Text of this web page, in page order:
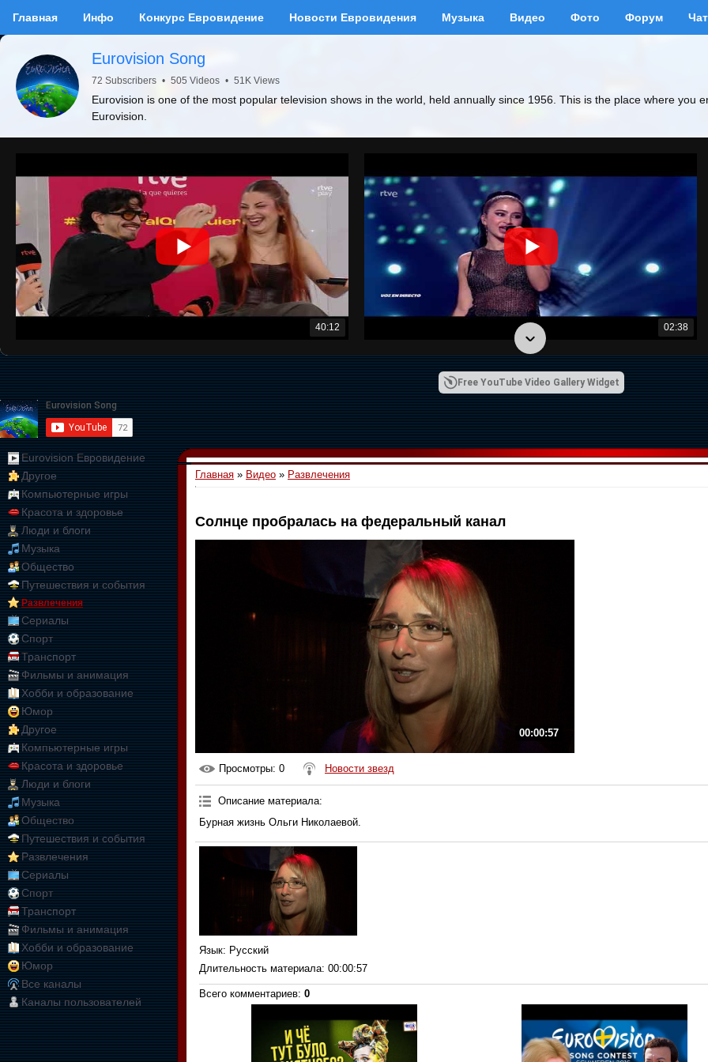
Главная Инфо Конкурс Евровидение Новости Евровидения Музыка Видео Фото Форум Чат
Eurovision Song
72 Subscribers • 505 Videos • 51K Views
Eurovision is one of the most popular television shows in the world, held annually since 1956. This is the place where you
Eurovision.
40:12 02:38
Free YouTube Video Gallery Widget
Eurovision Евровидение
Другое
Компьютерные игры
Красота и здоровье
Люди и блоги
Музыка
Общество
Путешествия и события
Развлечения
Сериалы
Спорт
Транспорт
Фильмы и анимация
Хобби и образование
Юмор
Другое
Компьютерные игры
Красота и здоровье
Люди и блоги
Музыка
Общество
Путешествия и события
Развлечения
Сериалы
Спорт
Транспорт
Фильмы и анимация
Хобби и образование
Юмор
Все каналы
Каналы пользователей
Главная » Видео » Развлечения
Солнце пробралась на федеральный канал
00:00:57
Просмотры: 0 Новости звезд
Описание материала:
Бурная жизнь Ольги Николаевой.
Язык: Русский
Длительность материала: 00:00:57
Всего комментариев: 0